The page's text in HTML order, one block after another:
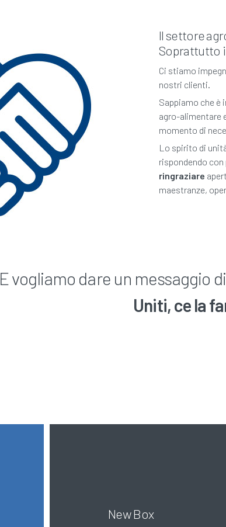
Il settore
Soprattutto
Ci stiamo
nostri clienti.
Sappiamo che è
agro-alimentare
momento di
Lo spirito di
rispondendo
ringraziare
maestranze,
E vogliamo dare un messaggio
Uniti, ce la
New Box